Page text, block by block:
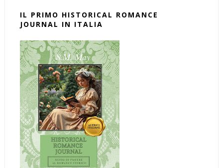
IL PRIMO HISTORICAL ROMANCE
JOURNAL IN ITALIA